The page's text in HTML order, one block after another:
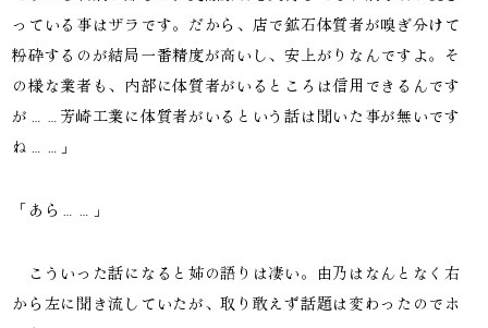
っている事はザラです。だから、店で鉱石体質者が嗅ぎ分けて
粉砕するのが結局一番精度が高いし、安上がりなんですよ。そ
の様な業者も、内部に体質者がいるところは信用できるんです
が……芳崎工業に体質者がいるという話は聞いた事が無いです
ね……」
「あら……」
こういった話になると姉の語りは凄い。由乃はなんとなく右
から左に聞き流していたが、取り敢えず話題は変わったのでホ